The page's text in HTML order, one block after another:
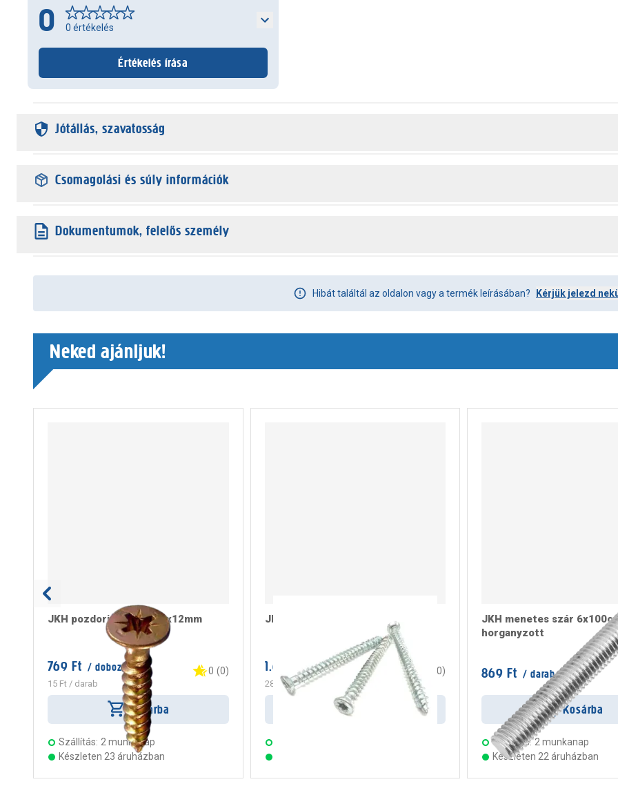
0 0 értékelés
Értékelés írása
Jótállás, szavatosság
Csomagolási és súly információk
Dokumentumok, felelős személy
Hibát találtál az oldalon vagy a termék leírásában? Kérjük jelezd
Neked ajánljuk!
JKH pozdorjacsavar 2,5x12mm
769 Ft / doboz
15 Ft / darab
0 (0)
Kosárba
Szállítás: 2 munkanap
Készleten 23 áruházban
JKH tokrögzítő csavar 7,5x182
1.699 Ft / doboz
283 Ft/ darab
0)
Kosárba
JKH menetes szár
horganyzott
869 Ft / darab
Kosárba
Szállítás: 2 munkanap
Készleten 22 áruházban